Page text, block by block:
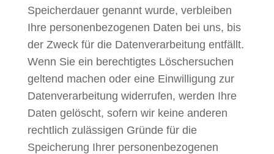
Speicherdauer genannt wurde, verbleiben
Ihre personenbezogenen Daten bei uns, bis
der Zweck für die Datenverarbeitung entfällt.
Wenn Sie ein berechtigtes Löschersuchen
geltend machen oder eine Einwilligung zur
Datenverarbeitung widerrufen, werden Ihre
Daten gelöscht, sofern wir keine anderen
rechtlich zulässigen Gründe für die
Speicherung Ihrer personenbezogenen